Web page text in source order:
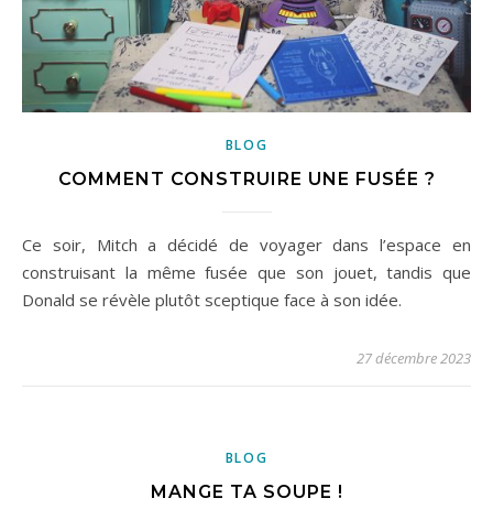
BLOG
COMMENT CONSTRUIRE UNE FUSÉE ?
Ce soir, Mitch a décidé de voyager dans l’espace en
construisant la même fusée que son jouet, tandis que
Donald se révèle plutôt sceptique face à son idée.
27 décembre 2023
BLOG
MANGE TA SOUPE !